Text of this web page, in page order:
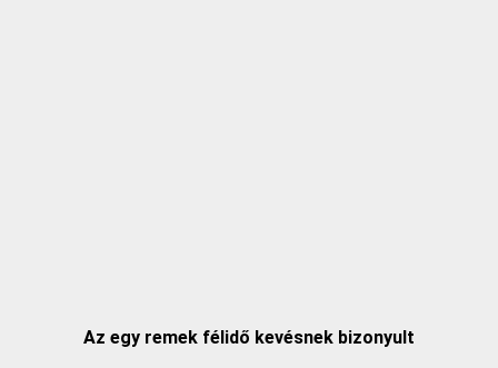
Az egy remek félidő kevésnek bizonyult